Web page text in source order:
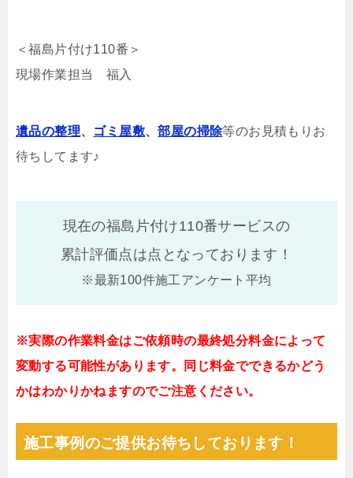
＜福島片付け110番＞
現場作業担当 福入
遺品の整理、 ゴミ屋敷、部屋の掃除等のお見積もりお
待ちしてます♪
現在の福島片付け110番サービスの
累計評価点は点となっております！
※最新100件施工アンケート平均
※実際の作業料金はご依頼時の最終処分料金によって
変動する可能性があります。同じ料金でできるかどう
かはわかりかねますのでご注意ください。
施工事例のご提供お待ちしております！